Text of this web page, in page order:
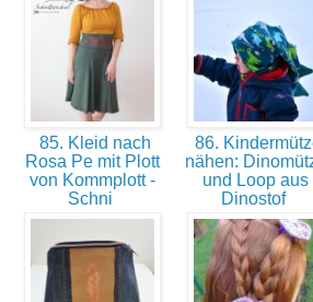
85. Kleid nach
Rosa Pe mit Plott
von Kommplott -
Schni
86.
nähen:
und Loop aus
Dinostof